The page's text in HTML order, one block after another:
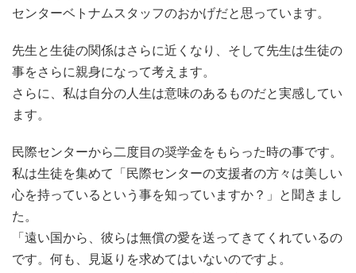
センターベトナムスタッフのおかげだと思っています。
先生と生徒の関係はさらに近くなり、そして先生は生徒の
事をさらに親身になって考えます。
さらに、私は自分の人生は意味のあるものだと実感してい
ます。
民際センターから二度目の奨学金をもらった時の事です。
私は生徒を集めて「民際センターの支援者の方々は美しい
心を持っているという事を知っていますか？」と聞きまし
た。
「遠い国から、彼らは無償の愛を送ってきてくれているの
です。何も、見返りを求めてはいないのですよ。